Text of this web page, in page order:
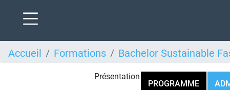
auAccueil Formations Bachelor Sustainable
Présentation
PROGRAMME